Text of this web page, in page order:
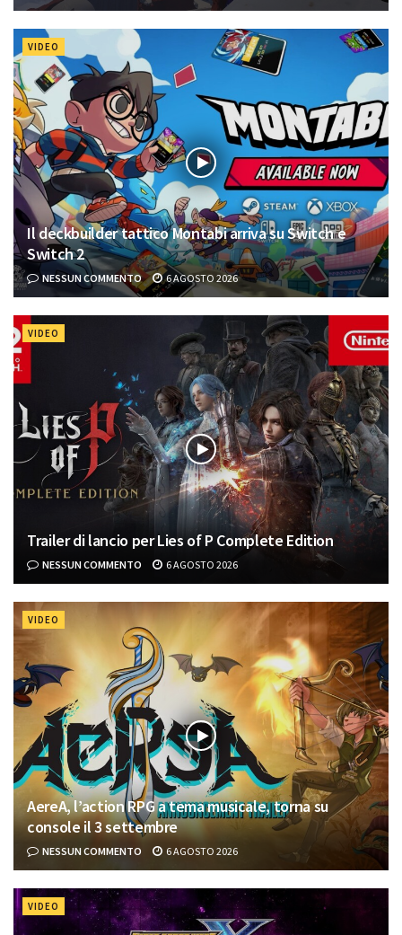
VIDEO
Il deckbuilder tattico Montabi arriva su Switch e
Switch 2
NESSUN COMMENTO 6 AGOSTO 2026
VIDEO
Trailer di lancio per Lies of P Complete Edition
NESSUN COMMENTO 6 AGOSTO 2026
VIDEO
AereA, l’action RPG a tema musicale, torna su
console il 3 settembre
NESSUN COMMENTO 6 AGOSTO 2026
VIDEO